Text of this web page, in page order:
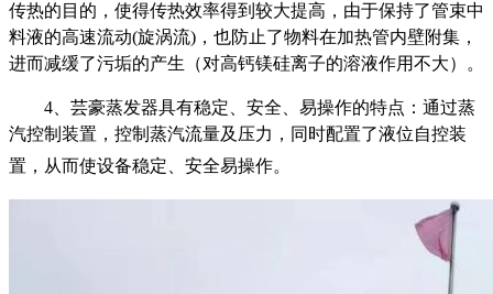
传热的目的，使得传热效率得到较大提高，由于保持了管束中
料液的高速流动(旋涡流)，也防止了物料在加热管内壁附集，
进而减缓了污垢的产生（对高钙镁硅离子的溶液作用不大）。
4、 芸豪蒸发器具有稳定、安全、易操作的特点：通过蒸
汽控制装置，控制蒸汽流量及压力，同时配置了液位自控装
置，从而使设备稳定、安全易操作。